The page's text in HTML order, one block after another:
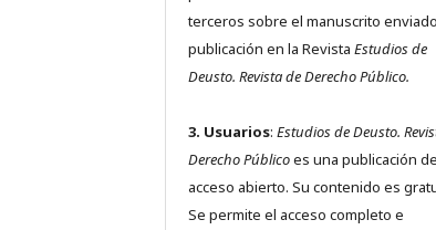
terceros sobre el manuscrito
publicación en la Revista Estudios de
Deusto. Revista de Derecho Público.
3. Usuarios: Estudios de Deusto.
Derecho Públicoes una publicación de
acceso abierto. Su contenido es
Se permite el acceso completo e